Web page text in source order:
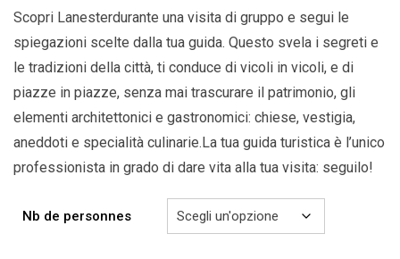
Scopri Lanesterdurante una visita di gruppo e segui le
spiegazioni scelte dalla tua guida. Questo svela i segreti e
le tradizioni della città, ti conduce di vicoli in vicoli, e di
piazze in piazze, senza mai trascurare il patrimonio, gli
elementi architettonici e gastronomici: chiese, vestigia,
aneddoti e specialità culinarie.La tua guida turistica è l’unico
professionista in grado di dare vita alla tua visita: seguilo!
Nb de personnes